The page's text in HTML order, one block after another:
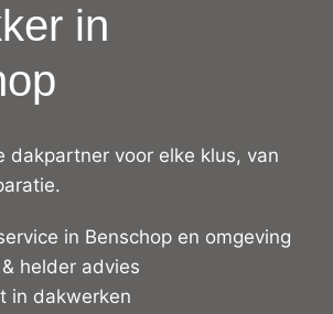
in
dakpartner voor elke klus, van
in Benschop en omgeving
helder advies
in dakwerken